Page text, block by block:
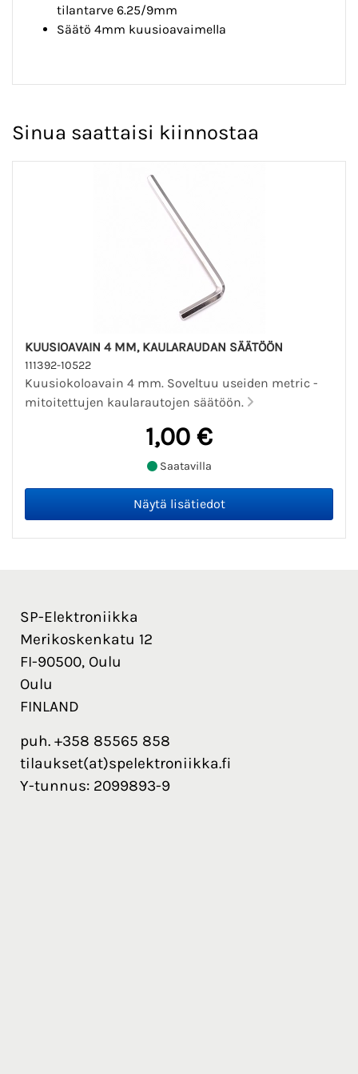
tilantarve 6.25/9mm
Säätö 4mm kuusioavaimella
Sinua saattaisi kiinnostaa
KUUSIOAVAIN 4 MM, KAULARAUDAN SÄÄTÖÖN
111392-10522
Kuusiokoloavain 4 mm. Soveltuu useiden metric -
mitoitettujen kaularautojen säätöön.
1,00 €
Saatavilla
SP-Elektroniikka
Merikoskenkatu 12
FI-90500, Oulu
Oulu
FINLAND
puh. +358 85565 858
tilaukset(at)spelektroniikka.fi
Y-tunnus: 2099893-9